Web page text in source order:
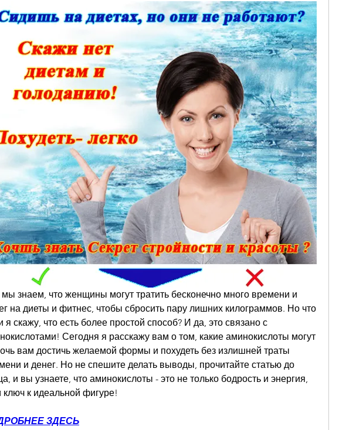
мы знаем, что женщины могут тратить бесконечно много времени и
на диеты и фитнес, чтобы сбросить пару лишних килограммов. Но что
я скажу, что есть более простой способ? И да, это связано с
Сегодня я расскажу вам о том, какие аминокислоты могут
вам достичь желаемой формы и похудеть без излишней траты
и денег. Но не спешите делать выводы, прочитайте статью до
и вы узнаете, что аминокислоты - это не только бодрость и энергия,
ключ к идеальной фигуре!
ЗДЕСЬ